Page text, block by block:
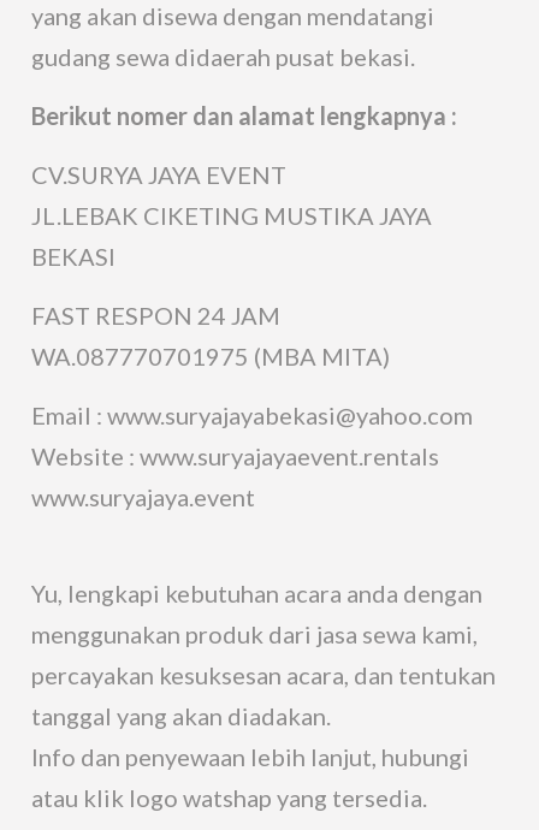
yang akan disewa dengan mendatangi
gudang sewa didaerah pusat bekasi.
Berikut nomer dan alamat lengkapnya :
CV.SURYA JAYA EVENT
JL.LEBAK CIKETING MUSTIKA JAYA
BEKASI
FAST RESPON 24 JAM
WA.087770701975 (MBA MITA)
Email : www.suryajayabekasi@yahoo.com
Website : www.suryajayaevent.rentals
www.suryajaya.event
Yu, lengkapi kebutuhan acara anda dengan
menggunakan produk dari jasa sewa kami,
percayakan kesuksesan acara, dan tentukan
tanggal yang akan diadakan.
Info dan penyewaan lebih lanjut, hubungi
atau klik logo watshap yang tersedia.